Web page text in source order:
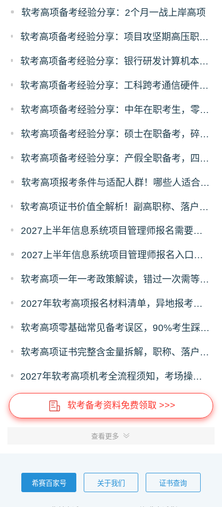
软考高项备考经验分享：2个月一战上岸高项
软考高项备考经验分享：项目攻坚期高压职场人，碎片时间突围备考
软考高项备考经验分享：银行研发计算机本硕，3个月100小时极速通关
软考高项备考经验分享：工科跨考通信硬件从业者，规划先行稳扎稳打通关
软考高项备考经验分享：中年在职考生，零基础突围备考经验
软考高项备考经验分享：硕士在职备考，碎片化时间高效通关方案
软考高项备考经验分享：产假全职备考，四轮递进式复习落地法
软考高项报考条件与适配人群！哪些人适合考高项
软考高项证书价值全解析！副高职称、落户补贴、职场晋升专属红利
2027上半年信息系统项目管理师报名需要准备哪些材料？
2027上半年信息系统项目管理师报名入口及流程
软考高项一年一考政策解读，错过一次需等待一整年的影响分析
2027年软考高项报名材料清单，异地报考、照片、证明材料标准
软考高项零基础常见备考误区，90%考生踩坑的失分问题
软考高项证书完整含金量拆解，职称、落户、补贴、投标全用途
2027年软考高项机考全流程须知，考场操作、时间分配、答题禁忌
软考备考资料免费领取 >>>
查看更多
希赛百家号 关于我们 证书查询